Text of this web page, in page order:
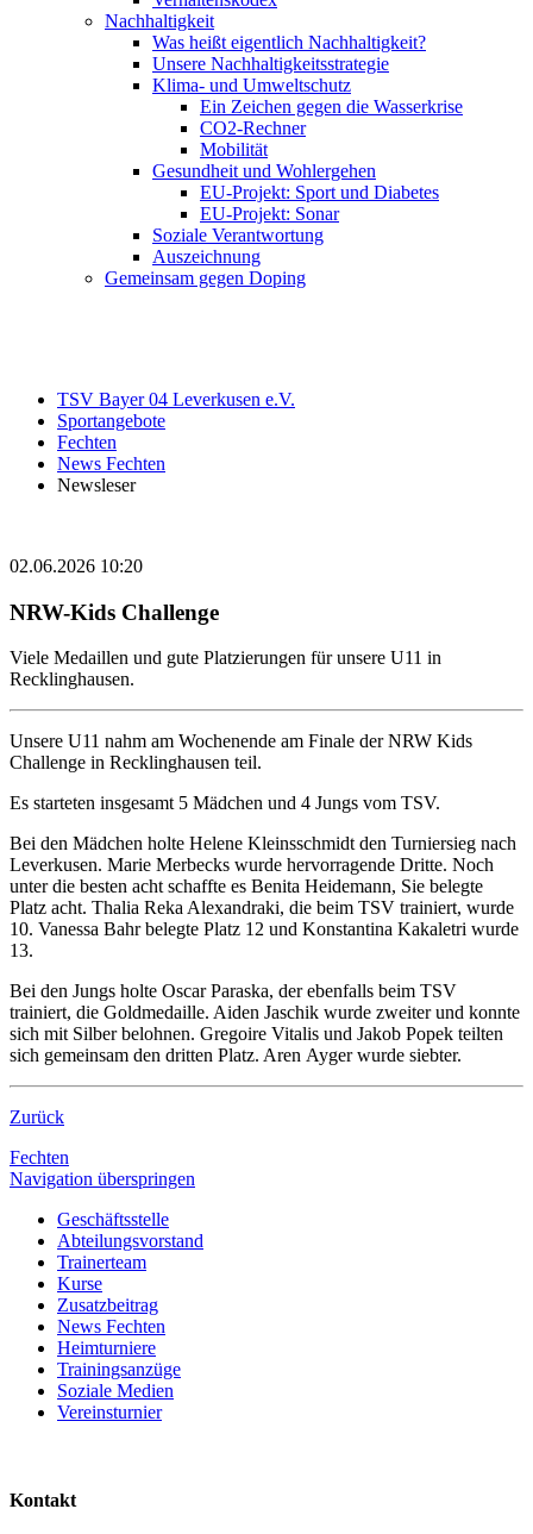
Nachhaltigkeit
Was heißt eigentlich Nachhaltigkeit?
Unsere Nachhaltigkeitsstrategie
Klima- und Umweltschutz
Ein Zeichen gegen die Wasserkrise
CO2-Rechner
Mobilität
Gesundheit und Wohlergehen
EU-Projekt: Sport und Diabetes
EU-Projekt: Sonar
Soziale Verantwortung
Auszeichnung
Gemeinsam gegen Doping
TSV Bayer 04 Leverkusen e.V.
Sportangebote
Fechten
News Fechten
Newsleser
02.06.2026 10:20
NRW-Kids Challenge
Viele Medaillen und gute Platzierungen für unsere U11 in
Recklinghausen.
Unsere U11 nahm am Wochenende am Finale der NRW Kids
Challenge in Recklinghausen teil.
Es starteten insgesamt 5 Mädchen und 4 Jungs vom TSV.
Bei den Mädchen holte Helene Kleinsschmidt den Turniersieg nach
Leverkusen. Marie Merbecks wurde hervorragende Dritte. Noch
unter die besten acht schaffte es Benita Heidemann, Sie belegte
Platz acht. Thalia Reka Alexandraki, die beim TSV trainiert, wurde
10. Vanessa Bahr belegte Platz 12 und Konstantina Kakaletri wurde
13.
Bei den Jungs holte Oscar Paraska, der ebenfalls beim TSV
trainiert, die Goldmedaille. Aiden Jaschik wurde zweiter und konnte
sich mit Silber belohnen. Gregoire Vitalis und Jakob Popek teilten
sich gemeinsam den dritten Platz. Aren Ayger wurde siebter.
Zurück
Fechten
Navigation überspringen
Geschäftsstelle
Abteilungsvorstand
Trainerteam
Kurse
Zusatzbeitrag
News Fechten
Heimturniere
Trainingsanzüge
Soziale Medien
Vereinsturnier
Kontakt